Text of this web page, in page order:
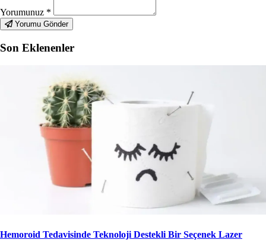
Yorumunuz *
Yorumu Gönder
Son Eklenenler
Hemoroid Tedavisinde Teknoloji Destekli Bir Seçenek Lazer